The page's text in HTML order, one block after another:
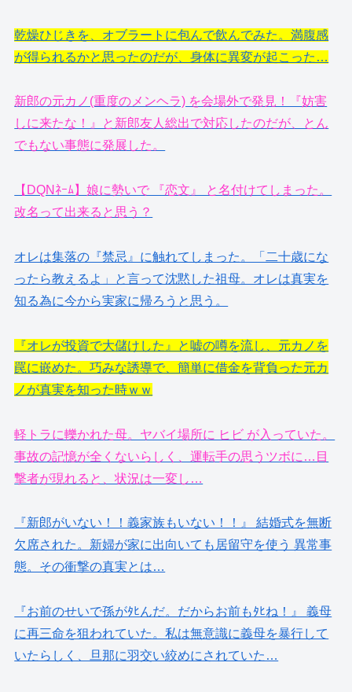
乾燥ひじきを、オブラートに包んで飲んでみた。満腹感
が得られるかと思ったのだが、身体に異変が起こった…
新郎の元カノ(重度のメンヘラ) を会場外で発見！『妨害
しに来たな！』と新郎友人総出で対応したのだが、とん
でもない事態に発展した。
【DQNﾈｰﾑ】娘に勢いで 『恋文』 と名付けてしまった。
改名って出来ると思う？
オレは集落の『禁忌』に触れてしまった。「二十歳にな
ったら教えるよ」と言って沈黙した祖母。オレは真実を
知る為に今から実家に帰ろうと思う。
『オレが投資で大儲けした』と嘘の噂を流し、元カノを
罠に嵌めた。巧みな誘導で、簡単に借金を背負った元カ
ノが真実を知った時ｗｗ
軽トラに轢かれた母。ヤバイ場所に ヒビ が入っていた。
事故の記憶が全くないらしく、運転手の思うツボに…目
撃者が現れると、状況は一変し…
『新郎がいない！！義家族もいない！！』 結婚式を無断
欠席された。新婦が家に出向いても居留守を使う 異常事
態。その衝撃の真実とは…
『お前のせいで孫がﾀﾋんだ。だからお前もﾀﾋね！』 義母
に再三命を狙われていた。私は無意識に義母を暴行して
いたらしく、旦那に羽交い絞めにされていた…